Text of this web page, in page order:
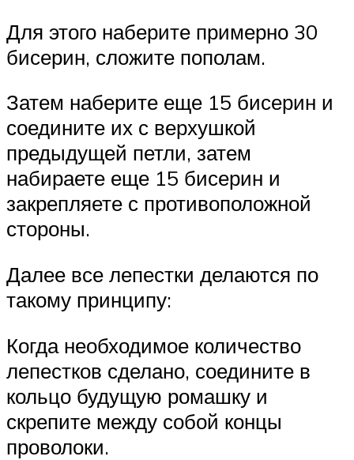
Для этого наберите примерно 30
бисерин, сложите пополам.
Затем наберите еще 15 бисерин и
соедините их с верхушкой
предыдущей петли, затем
набираете еще 15 бисерин и
закрепляете с противоположной
стороны.
Далее все лепестки делаются по
такому принципу:
Когда необходимое количество
лепестков сделано, соедините в
кольцо будущую ромашку и
скрепите между собой концы
проволоки.